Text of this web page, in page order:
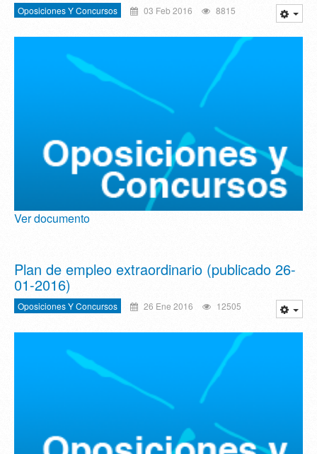
Oposiciones Y Concursos 03 Feb 2016 8815
Ver documento
Plan de empleo extraordinario (publicado 26-
01-2016)
Oposiciones Y Concursos 26 Ene 2016 12505